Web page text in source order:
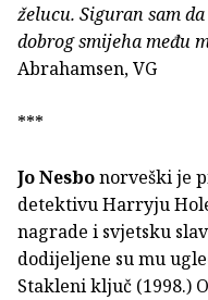
želucu. Siguran sam
dobrog smijeha među
Abrahamsen, VG
***
Jo Nesbonorveški je
detektivu Harryju
nagrade i svjetsku
dodijeljene su mu
Stakleni ključ (1998.)